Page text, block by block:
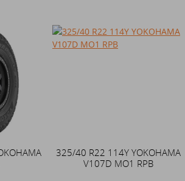
325/40 R22 114Y YOKOHAMA
V107D MO1 RPB